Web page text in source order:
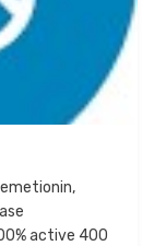
,
active 400